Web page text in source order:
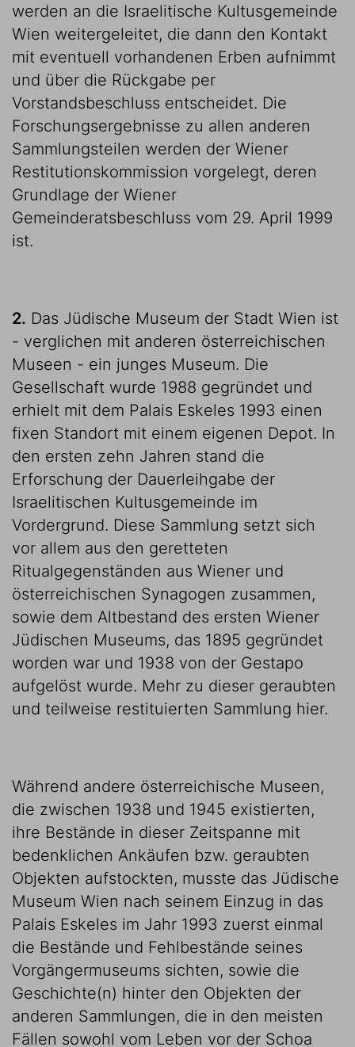
werden an die Israelitische Kultusgemeinde
Wien weitergeleitet, die dann den Kontakt
mit eventuell vorhandenen Erben aufnimmt
und über die Rückgabe per
Vorstandsbeschluss entscheidet. Die
Forschungsergebnisse zu allen anderen
Sammlungsteilen werden der Wiener
Restitutionskommission vorgelegt, deren
Grundlage der Wiener
Gemeinderatsbeschluss vom 29. April 1999
ist.
2. Das Jüdische Museum der Stadt Wien ist
- verglichen mit anderen österreichischen
Museen - ein junges Museum. Die
Gesellschaft wurde 1988 gegründet und
erhielt mit dem Palais Eskeles 1993 einen
fixen Standort mit einem eigenen Depot. In
den ersten zehn Jahren stand die
Erforschung der Dauerleihgabe der
Israelitischen Kultusgemeinde im
Vordergrund. Diese Sammlung setzt sich
vor allem aus den geretteten
Ritualgegenständen aus Wiener und
österreichischen Synagogen zusammen,
sowie dem Altbestand des ersten Wiener
Jüdischen Museums, das 1895 gegründet
worden war und 1938 von der Gestapo
aufgelöst wurde. Mehr zu dieser geraubten
und teilweise restituierten Sammlung hier.
Während andere österreichische Museen,
die zwischen 1938 und 1945 existierten,
ihre Bestände in dieser Zeitspanne mit
bedenklichen Ankäufen bzw. geraubten
Objekten aufstockten, musste das Jüdische
Museum Wien nach seinem Einzug in das
Palais Eskeles im Jahr 1993 zuerst einmal
die Bestände und Fehlbestände seines
Vorgängermuseums sichten, sowie die
Geschichte(n) hinter den Objekten der
anderen Sammlungen, die in den meisten
Fällen sowohl vom Leben vor der Schoa